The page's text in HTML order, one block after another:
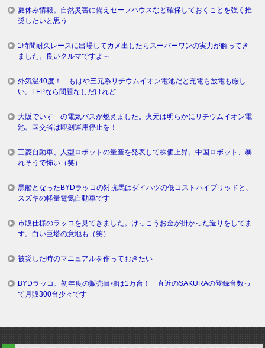
夏休み情報。自然災害に備えセーフハウスなど確保しておくことを強く推
奨したいと思う
1時間耐久レースに出場してカメ出したらスーパーワンの実力が解ってき
ました。良いクルマですよ～
外気温40度！ もはや三元系リチウムイオン電池だと充電も放電も厳し
い。LFPなら問題なしだけれど
大阪でいすゞの電気バスが燃えました。火元は明らかにリチウムイオン電
池。国交省は即刻運用停止を！
三菱自動車、人型ロボットの量産を発表して株価上昇。中国ロボット、暴
れそうで怖い（笑）
黒船となったBYDラッコの対抗馬はダイハツの低コストハイブリッドと、
スズキの軽量電気自動車です
市販仕様のラッコを見てきました。けっこうお金が掛かった造りをしてま
す。白い巨塔の意地も（笑）
被災した時のマニュアルを作っておきたい
BYDラッコ、初年度の販売目標は1万台！ 直近のSAKURAの登録台数っ
て月販300台少々です